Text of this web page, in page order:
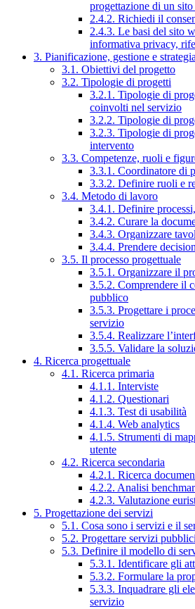
progettazione di un
2.4.2. Richiedi il
2.4.3. Le basi del sito
informativa privacy,
3. Pianificazione, gestione e strategia
3.1. Obiettivi del progetto
3.2. Tipologie di progetti
3.2.1. Tipologie di
coinvolti nel servizio
3.2.2. Tipologie di
3.2.3. Tipologie di
intervento
3.3. Competenze, ruoli e
3.3.1. Coordinatore di
3.3.2. Definire ruoli e
3.4. Metodo di lavoro
3.4.1. Definire
3.4.2. Curare la
3.4.3. Organizzare
3.4.4. Prendere
3.5. Il processo progettuale
3.5.1. Organizzare il
3.5.2. Comprendere il
pubblico
3.5.3. Progettare i
servizio
3.5.4. Realizzare
3.5.5. Validare la
4. Ricerca progettuale
4.1. Ricerca primaria
4.1.1. Interviste
4.1.2. Questionari
4.1.3. Test di usabilità
4.1.4. Web analytics
4.1.5. Strumenti di
utente
4.2. Ricerca secondaria
4.2.1. Ricerca
4.2.2. Analisi
4.2.3. Valutazione
5. Progettazione dei servizi
5.1. Cosa sono i servizi e il
5.2. Progettare servizi
5.3. Definire il modello di
5.3.1. Identificare gli
5.3.2. Formulare la
5.3.3. Inquadrare gli
servizio